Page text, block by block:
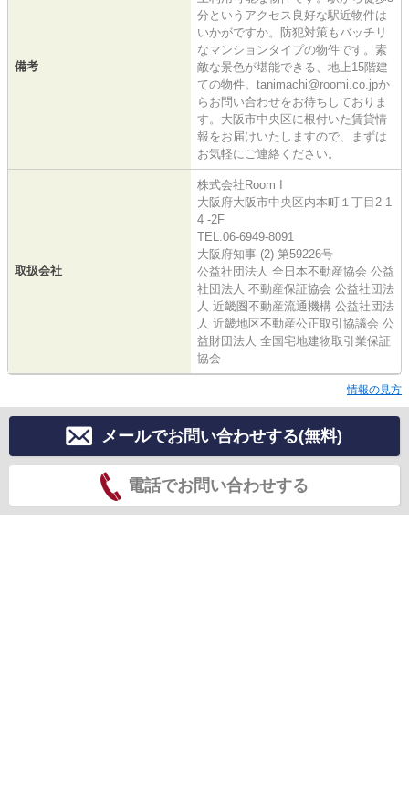
備考
分というアクセス良好な駅近物件は
いかがですか。防犯対策もバッチリ
なマンションタイプの物件です。素
敵な景色が堪能できる、地上15階建
ての物件。tanimachi@roomi.co.jpか
らお問い合わせをお待ちしておりま
す。大阪市中央区に根付いた賃貸情
報をお届けいたしますので、まずは
お気軽にご連絡ください。
取扱会社
株式会社Room I
大阪府大阪市中央区内本町１丁目2-1
4 -2F
TEL:06-6949-8091
大阪府知事 (2) 第59226号
公益社団法人 全日本不動産協会 公益
社団法人 不動産保証協会 公益社団法
人 近畿圏不動産流通機構 公益社団法
人 近畿地区不動産公正取引協議会 公
益財団法人 全国宅地建物取引業保証
協会
情報の見方
メールでお問い合わせする(無料)
電話でお問い合わせする